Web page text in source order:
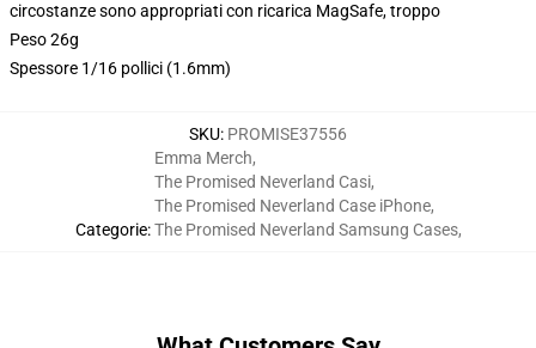
circostanze sono appropriati con ricarica MagSafe, troppo
Peso 26g
Spessore 1/16 pollici (1.6mm)
SKU: PROMISE37556
Categorie:
Emma Merch,
The Promised Neverland Casi,
The Promised Neverland Case iPhone,
The Promised Neverland Samsung Cases,